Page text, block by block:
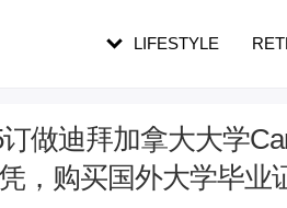
LIFESTYLE
做迪拜加拿大大学
，购买国外大学毕业